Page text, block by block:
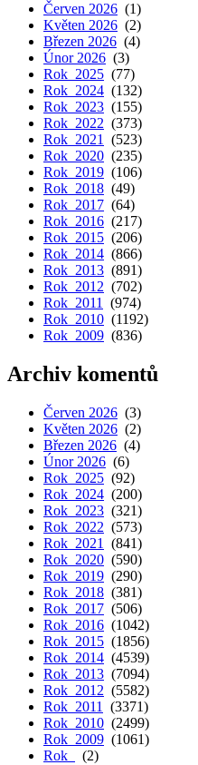
Červen 2026 (1)
Květen 2026 (2)
Březen 2026 (4)
Únor 2026 (3)
Rok 2025 (77)
Rok 2024 (132)
Rok 2023 (155)
Rok 2022 (373)
Rok 2021
(523)
Rok 2020 (235)
Rok 2019 (106)
Rok 2018 (49)
Rok 2017 (64)
Rok 2016 (217)
Rok 2015 (206)
Rok 2014 (866)
Rok 2013 (891)
Rok 2012 (702)
Rok 2011
(974)
Rok 2010 (1192)
Rok 2009 (836)
Archiv komentů
Červen 2026 (3)
Květen 2026 (2)
Březen 2026 (4)
Únor 2026 (6)
Rok 2025 (92)
Rok 2024 (200)
Rok 2023 (321)
Rok 2022 (573)
Rok 2021
(841)
Rok 2020 (590)
Rok 2019 (290)
Rok 2018 (381)
Rok 2017 (506)
Rok 2016 (1042)
Rok 2015 (1856)
Rok 2014 (4539)
Rok 2013 (7094)
Rok 2012 (5582)
Rok 2011
(3371)
Rok 2010 (2499)
Rok 2009 (1061)
Rok
(2)